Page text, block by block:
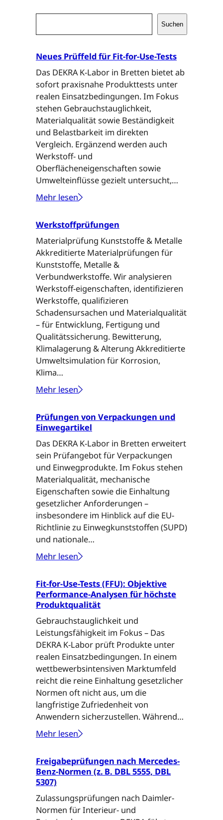
h
e
n
Suchen
Neues Prüffeld für Fit-for-Use-Tests
Das DEKRA K-Labor in Bretten bietet ab
sofort praxisnahe Produkttests unter
realen Einsatzbedingungen. Im Fokus
stehen Gebrauchstauglichkeit,
Materialqualität sowie Beständigkeit
und Belastbarkeit im direkten
Vergleich. Ergänzend werden auch
Werkstoff- und
Oberflächeneigenschaften sowie
Umwelteinflüsse gezielt untersucht,…
Mehr lesen
:
e
u
e
s
P
r
ü
f
e
l
d
f
r
i
t
-
f
o
r
-
U
s
e
-
e
t
s
Werkstoffprüfungen
Materialprüfung Kunststoffe & Metalle
Akkreditierte Materialprüfungen für
Kunststoffe, Metalle &
Verbundwerkstoffe. Wir analysieren
Werkstoff-eigenschaften, identifizieren
Werkstoffe, qualifizieren
Schadensursachen und Materialqualität
– für Entwicklung, Fertigung und
Qualitätssicherung. Bewitterung,
Klimalagerung & Alterung Akkreditierte
Umweltsimulation für Korrosion,
Klima…
Mehr lesen
:
e
r
k
s
t
o
f
f
p
r
ü
u
g
e
n
Prüfungen von Verpackungen und
Einwegartikel
Das DEKRA K-Labor in Bretten erweitert
sein Prüfangebot für Verpackungen
und Einwegprodukte. Im Fokus stehen
Materialqualität, mechanische
Eigenschaften sowie die Einhaltung
gesetzlicher Anforderungen –
insbesondere im Hinblick auf die EU-
Richtlinie zu Einwegkunststoffen (SUPD)
und nationale…
Mehr lesen
:
r
ü
f
u
n
g
e
n
v
o
n
V
e
r
a
c
k
u
n
Fit-for-Use-Tests (FFU): Objektive
Performance-Analysen für höchste
Produktqualität
Gebrauchstauglichkeit und
Leistungsfähigkeit im Fokus – Das
DEKRA K-Labor prüft Produkte unter
realen Einsatzbedingungen. In einem
wettbewerbsintensiven Marktumfeld
reicht die reine Einhaltung gesetzlicher
Normen oft nicht aus, um die
langfristige Zufriedenheit von
Anwendern sicherzustellen. Während…
Mehr lesen
:
i
t
-
f
o
Freigabeprüfungen nach Mercedes-
Benz-Normen (z. B. DBL 5555, DBL
5307)
Zulassungsprüfungen nach Daimler-
Normen für Interieur- und